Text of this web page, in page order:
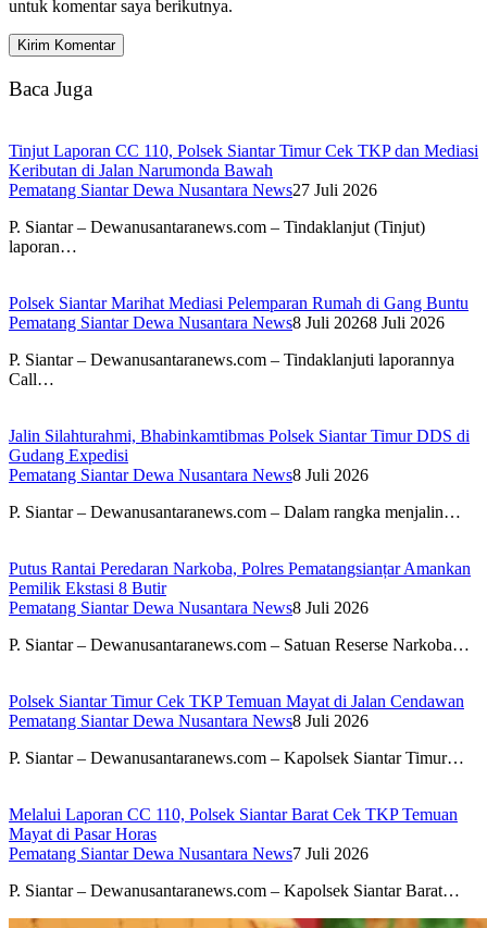
untuk komentar saya berikutnya.
Baca Juga
Tinjut Laporan CC 110, Polsek Siantar Timur Cek TKP dan Mediasi
Keributan di Jalan Narumonda Bawah
Pematang Siantar Dewa Nusantara News27 Juli 2026
P. Siantar – Dewanusantaranews.com – Tindaklanjut (Tinjut)
laporan…
Polsek Siantar Marihat Mediasi Pelemparan Rumah di Gang Buntu
Pematang Siantar Dewa Nusantara News8 Juli 20268 Juli 2026
P. Siantar – Dewanusantaranews.com – Tindaklanjuti laporannya
Call…
Jalin Silahturahmi, Bhabinkamtibmas Polsek Siantar Timur DDS di
Gudang Expedisi
Pematang Siantar Dewa Nusantara News8 Juli 2026
P. Siantar – Dewanusantaranews.com – Dalam rangka menjalin…
Putus Rantai Peredaran Narkoba, Polres Pematangsianțar Amankan
Pemilik Ekstasi 8 Butir
Pematang Siantar Dewa Nusantara News8 Juli 2026
P. Siantar – Dewanusantaranews.com – Satuan Reserse Narkoba…
Polsek Siantar Timur Cek TKP Temuan Mayat di Jalan Cendawan
Pematang Siantar Dewa Nusantara News8 Juli 2026
P. Siantar – Dewanusantaranews.com – Kapolsek Siantar Timur…
Melalui Laporan CC 110, Polsek Siantar Barat Cek TKP Temuan
Mayat di Pasar Horas
Pematang Siantar Dewa Nusantara News7 Juli 2026
P. Siantar – Dewanusantaranews.com – Kapolsek Siantar Barat…